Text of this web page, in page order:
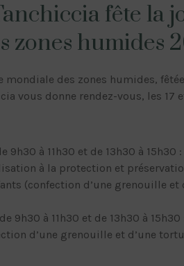
fête la
zones humides
mondiale des zones humides,
vous donne rendez-vous, les 17
9h30 à 11h30 et de 13h30 à
à la protection et
(confection d’une grenouille et
9h30 à 11h30 et de 13h30 à
d’une grenouille et d’une